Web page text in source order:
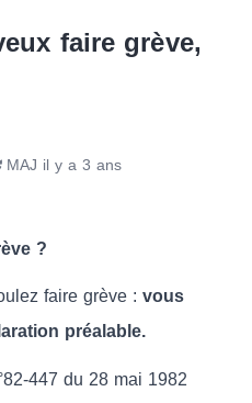
faire grève,
MAJ il y a 3 ans
?
faire grève : vous
préalable.
447 du 28 mai 1982